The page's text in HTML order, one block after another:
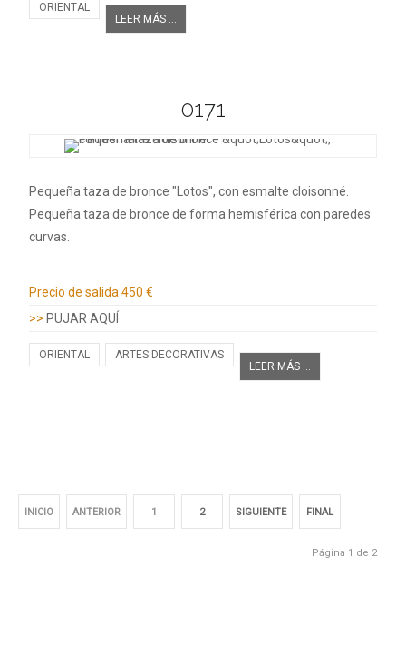
ORIENTAL
LEER MÁS ...
0171
Pequeña taza de bronce "Lotos", con esmalte cloisonné.
Pequeña taza de bronce de forma hemisférica con paredes
curvas.
Precio de salida 450 €
>> PUJAR AQUÍ
ORIENTAL
ARTES DECORATIVAS
LEER MÁS ...
INICIO ANTERIOR 1 2 SIGUIENTE FINAL
Página 1 de 2